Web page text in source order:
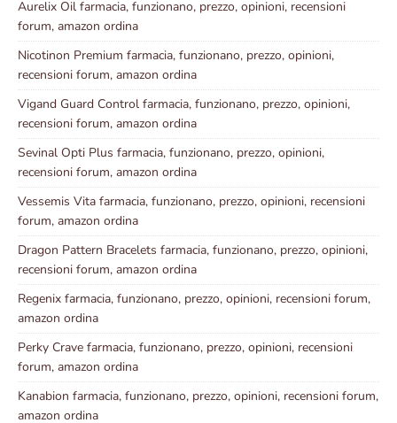
Aurelix Oil farmacia, funzionano, prezzo, opinioni, recensioni
forum, amazon ordina
Nicotinon Premium farmacia, funzionano, prezzo, opinioni,
recensioni forum, amazon ordina
Vigand Guard Control farmacia, funzionano, prezzo, opinioni,
recensioni forum, amazon ordina
Sevinal Opti Plus farmacia, funzionano, prezzo, opinioni,
recensioni forum, amazon ordina
Vessemis Vita farmacia, funzionano, prezzo, opinioni, recensioni
forum, amazon ordina
Dragon Pattern Bracelets farmacia, funzionano, prezzo, opinioni,
recensioni forum, amazon ordina
Regenix farmacia, funzionano, prezzo, opinioni, recensioni forum,
amazon ordina
Perky Crave farmacia, funzionano, prezzo, opinioni, recensioni
forum, amazon ordina
Kanabion farmacia, funzionano, prezzo, opinioni, recensioni forum,
amazon ordina